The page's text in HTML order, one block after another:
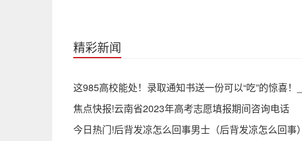
精彩新闻
这985高校能处！录取通知书送一份可以“吃”的惊喜！
焦点快报!云南省2023年高考志愿填报期间咨询电话
今日热门!后背发凉怎么回事男士（后背发凉怎么回事）